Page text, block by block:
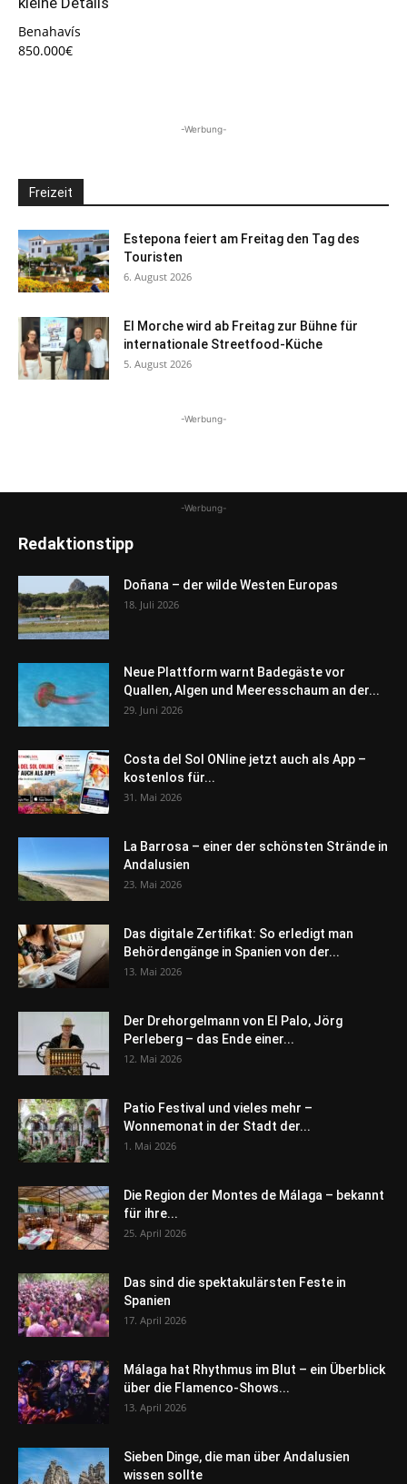
Benahavís
850.000€
-Werbung-
Freizeit
Estepona feiert am Freitag den Tag des
Touristen
6. August 2026
El Morche wird ab Freitag zur Bühne für
internationale Streetfood-Küche
5. August 2026
-Werbung-
-Werbung-
Redaktionstipp
Doñana – der wilde Westen Europas
18. Juli 2026
Neue Plattform warnt Badegäste vor
Quallen, Algen und Meeresschaum an der...
29. Juni 2026
Costa del Sol ONline jetzt auch als App –
kostenlos für...
31. Mai 2026
La Barrosa – einer der schönsten Strände in
Andalusien
23. Mai 2026
Das digitale Zertifikat: So erledigt man
Behördengänge in Spanien von der...
13. Mai 2026
Der Drehorgelmann von El Palo, Jörg
Perleberg – das Ende einer...
12. Mai 2026
Patio Festival und vieles mehr –
Wonnemonat in der Stadt der...
1. Mai 2026
Die Region der Montes de Málaga – bekannt
für ihre...
25. April 2026
Das sind die spektakulärsten Feste in
Spanien
17. April 2026
Málaga hat Rhythmus im Blut – ein Überblick
über die Flamenco-Shows...
13. April 2026
Sieben Dinge, die man über Andalusien
wissen sollte